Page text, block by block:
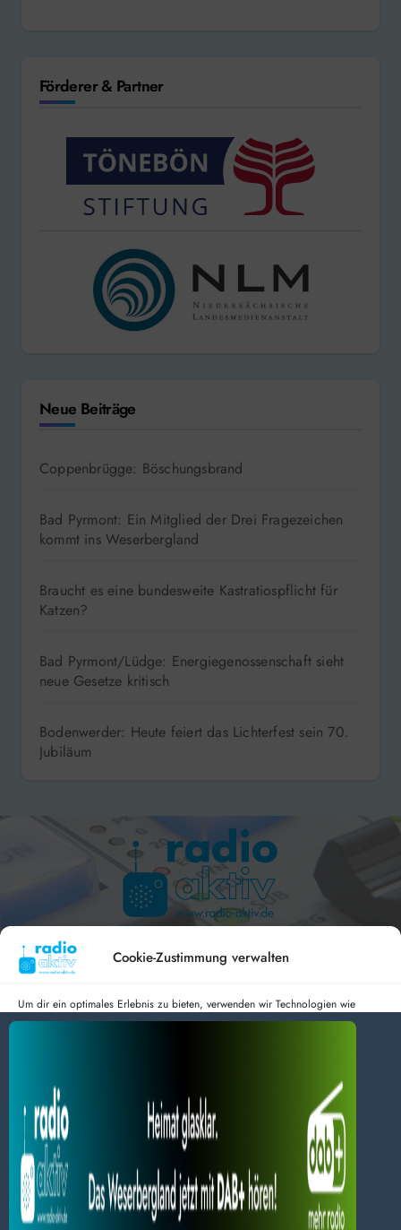
Cookie-Zustimmung verwalten
Um dir ein optimales Erlebnis zu bieten, verwenden wir Technologien wie
Cookies, um Geräteinformationen zu speichern und/oder darauf zuzugreifen.
und Funktionen beeinträchtigt werden.
Dienste verwalten
Nur Notwendiges akzeptieren
Förderer & Partner
Neue Beiträge
Coppenbrügge: Böschungsbrand
Bad Pyrmont: Ein Mitglied der Drei Fragezeichen
kommt ins Weserbergland
Braucht es eine bundesweite Kastratiospflicht für
Katzen?
Bad Pyrmont/Lüdge: Energiegenossenschaft sieht
neue Gesetze kritisch
Bodenwerder: Heute feiert das Lichterfest sein 70.
Jubiläum
Hameln 99.3 – Bad Pyrmont 94.8 – Bad Münder 107.2 –
DAB+ 9C
BlogData byThemeansar